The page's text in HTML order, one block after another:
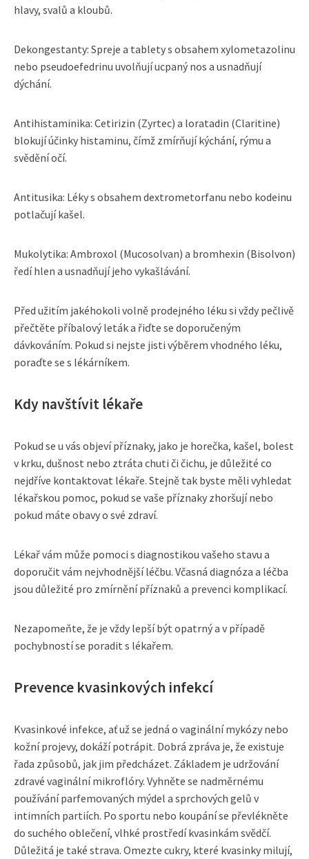
hlavy, svalů a kloubů.
Dekongestanty: Spreje a tablety s obsahem xylometazolinu
nebo pseudoefedrinu uvolňují ucpaný nos a usnadňují
dýchání.
Antihistaminika: Cetirizin (Zyrtec) a loratadin (Claritine)
blokují účinky histaminu, čímž zmírňují kýchání, rýmu a
svědění očí.
Antitusika: Léky s obsahem dextrometorfanu nebo kodeinu
potlačují kašel.
Mukolytika: Ambroxol (Mucosolvan) a bromhexin (Bisolvon)
ředí hlen a usnadňují jeho vykašlávání.
Před užitím jakéhokoli volně prodejného léku si vždy pečlivě
přečtěte příbalový leták a řiďte se doporučeným
dávkováním. Pokud si nejste jisti výběrem vhodného léku,
poraďte se s lékárníkem.
Kdy navštívit lékaře
Pokud se u vás objeví příznaky, jako je horečka, kašel, bolest
v krku, dušnost nebo ztráta chuti či čichu, je důležité co
nejdříve kontaktovat lékaře. Stejně tak byste měli vyhledat
lékařskou pomoc, pokud se vaše příznaky zhoršují nebo
pokud máte obavy o své zdraví.
Lékař vám může pomoci s diagnostikou vašeho stavu a
doporučit vám nejvhodnější léčbu. Včasná diagnóza a léčba
jsou důležité pro zmírnění příznaků a prevenci komplikací.
Nezapomeňte, že je vždy lepší být opatrný a v případě
pochybností se poradit s lékařem.
Prevence kvasinkových infekcí
Kvasinkové infekce, ať už se jedná o vaginální mykózy nebo
kožní projevy, dokáží potrápit. Dobrá zpráva je, že existuje
řada způsobů, jak jim předcházet. Základem je udržování
zdravé vaginální mikroflóry. Vyhněte se nadměrnému
používání parfemovaných mýdel a sprchových gelů v
intimních partiích. Po sportu nebo koupání se převlékněte
do suchého oblečení, vlhké prostředí kvasinkám svědčí.
Důležitá je také strava. Omezte cukry, které kvasinky milují,